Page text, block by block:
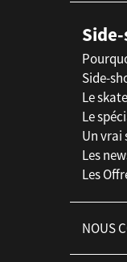
Side-
Le
Le
Un vrai
Les
Les
NOUS